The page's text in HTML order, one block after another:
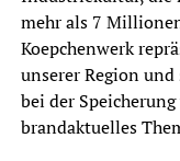
mehr als 7
Koepchenwerk
unserer Region
bei der
brandaktuelles